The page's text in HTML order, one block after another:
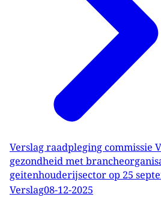
Verslag raadpleging commissie
gezondheid met
geitenhouderijsector op 25
Verslag08-12-2025